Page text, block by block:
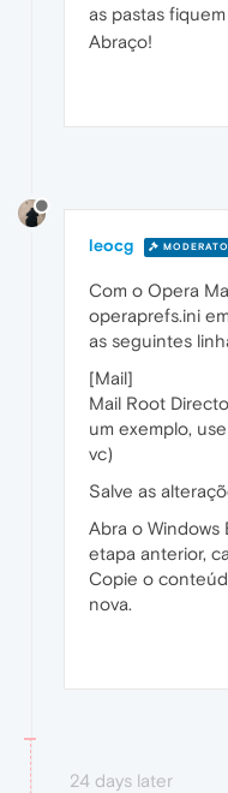
as pastas
Abraço!
leocg
Com o Opera
operaprefs.ini
as seguintes
[Mail]
Mail Root
um exemplo,
vc)
Salve as
Abra o Windows
etapa anterior,
Copie o
nova.
24 days later